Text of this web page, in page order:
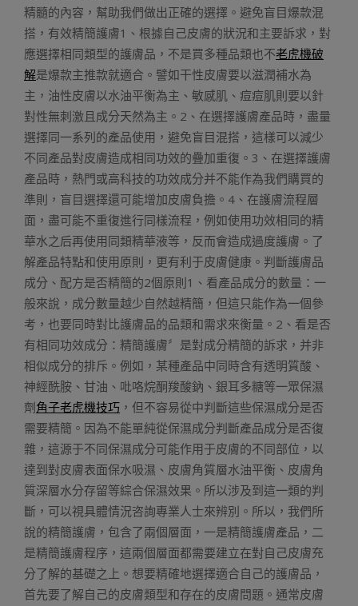
精髓的內容，幫助我們做出正確的選擇。避免盲目爆款混
搭，有效精簡護膚1、根據自己皮膚的狀況和主要訴求，對
應選擇相同類型的護膚品，不是買多種品類也不老虎機破
解是爆款主推款就適合。譬如干性皮膚要以滋潤補水為
主，油性皮膚以水油平衡為主、敏感肌、痘痘肌則要以針
對性無刺激且成分天然為主。2、在選擇護膚產品時，盡量
選擇同一系列的產品使用，避免盲目混搭，這樣可以減少
不同產品對皮膚造成相同功效的疊加重復。3、在選擇護膚
產品時，熱門或高科技的功效成分并不能作為我們購買的
準則，盲目選擇還可能增加皮膚負擔。4、在護膚流程層
面，盡可能不重復進行同樣流程，例如使用功效相同的精
華水之后再使用同類精華液等，反而會造成過度護膚。了
解產品特點和使用原則，更有利于皮膚健康。判斷護膚品
成分、配方是否精簡的2個原則1、看產品成分的數量：一
般來說，成分數量越少自然越精簡，但這只能作為一個參
考，也要同時對比護膚品的品類和需求來衡量。2、看是否
有相同功效成分：精簡護膚〞是對成分精簡的訴求，并非
相似成分的排斥。例如，某種產品中同時含有透明質酸、
神經酰胺、甘油、吡咯烷酮羧酸鈉、銀耳多糖等一眾保濕
劑角子老虎機技巧 ，但不容易從中判斷這些保濕成分是否
需要精簡。因為不能單純從保濕成分判斷產品成分是否復
雜，這源于不同保濕成分可能作用于皮膚的不同部位，以
達到對皮膚表面保水吸濕、皮膚角質層水油平衡、皮膚角
質深層水分存留等綜合保濕效果。所以涉及到這一類的判
斷，可以視具體情況咨詢專業人士來辨別。所以，我們所
說的精簡護膚，包含了兩個層面，一是精簡護膚產品，二
是精簡護膚程序，這兩個層面都需要建立在對自己皮膚充
分了解的基礎之上。想要精確地選擇適合自己的護膚品，
首先要了解自己的皮膚類型和存在的皮膚問題。通常皮膚